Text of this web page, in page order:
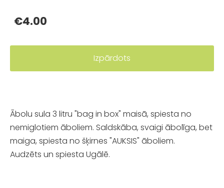
€4.00
Izpārdots
Ābolu sula 3 litru "bag in box" maisā, spiesta no
nemiglotiem āboliem. Saldskāba, svaigi ābolīga, bet
maiga, spiesta no šķirnes "AUKSIS" āboliem.
Audzēts un spiesta Ugālē.